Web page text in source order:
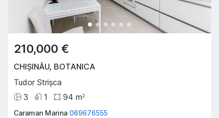
210,000 €
CHIȘINĂU, BOTANICA
Tudor Strișca
3
1 94 m2
Caraman Marina 069676555